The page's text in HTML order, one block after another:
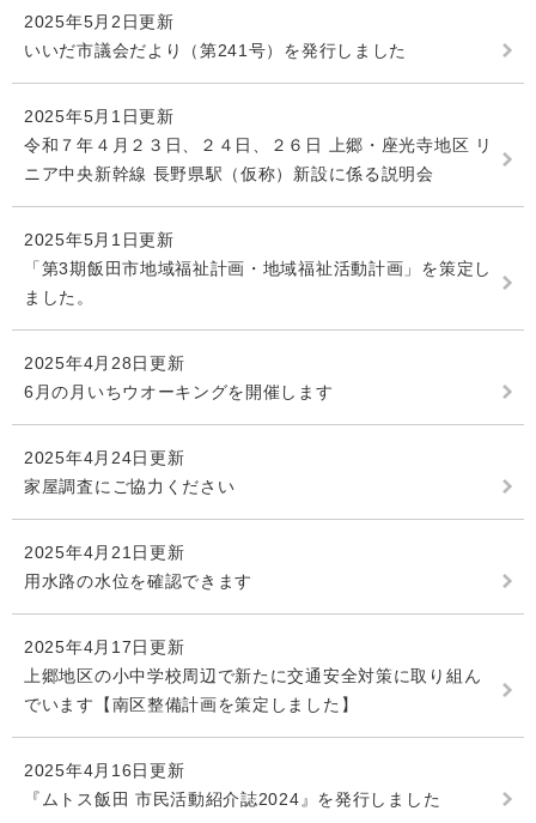
2025年5月2日更新
いいだ市議会だより（第241号）を発行しました
2025年5月1日更新
令和７年４月２３日、２４日、２６日 上郷・座光寺地区 リ
ニア中央新幹線 長野県駅（仮称）新設に係る説明会
2025年5月1日更新
「第3期飯田市地域福祉計画・地域福祉活動計画」を策定し
ました。
2025年4月28日更新
6月の月いちウオーキングを開催します
2025年4月24日更新
家屋調査にご協力ください
2025年4月21日更新
用水路の水位を確認できます
2025年4月17日更新
上郷地区の小中学校周辺で新たに交通安全対策に取り組ん
でいます【南区整備計画を策定しました】
2025年4月16日更新
『ムトス飯田 市民活動紹介誌2024』を発行しました